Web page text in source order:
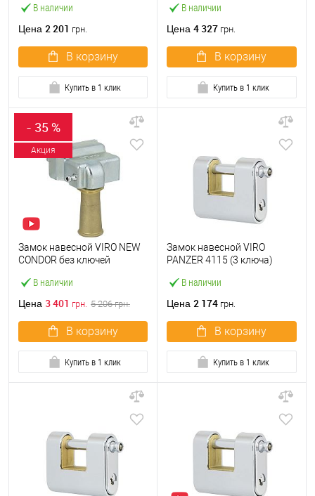
В наличии
Цена 2 201 грн.
В корзину
Купить в 1 клик
В наличии
Цена 4 327 грн.
В корзину
Купить в 1 клик
- 35 %
Акция
В наличии
Замок навесной VIRO NEW
CONDOR без ключей
Цена 3 401 грн. 5 206грн.
В корзину
Купить в 1 клик
В наличии
Замок навесной VIRO
PANZER 4115 (3 ключа)
Цена 2 174 грн.
В корзину
Купить в 1 клик